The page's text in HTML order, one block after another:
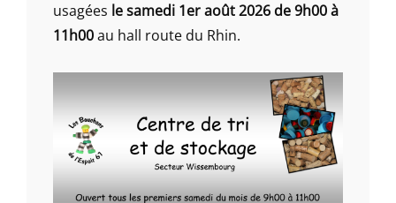
usagées le samedi 1er août 2026 de 9h00 à
11h00au hall route du Rhin.